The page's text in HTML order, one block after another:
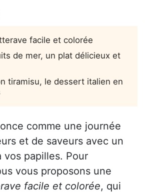
facile et colorée
de mer, un plat délicieux et
tiramisu, le dessert italien en
comme une journée
et de saveurs avec un
vos papilles. Pour
vous proposons une
facile et colorée, qui